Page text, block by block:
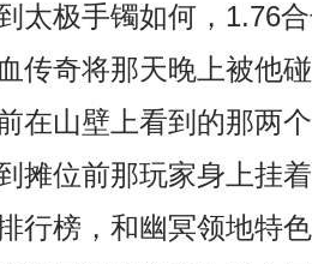
太极手镯如何，1.76
传奇将那天晚上被他
在山壁上看到的那两
摊位前那玩家身上挂
行榜，和幽冥领地特